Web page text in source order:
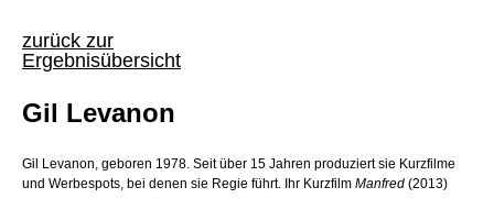
zurück zur
Ergebnisübersicht
Gil Levanon
Gil Levanon, geboren 1978. Seit über 15 Jahren produziert sie Kurzfilme
und Werbespots, bei denen sie Regie führt. Ihr Kurzfilm Manfred (2013)